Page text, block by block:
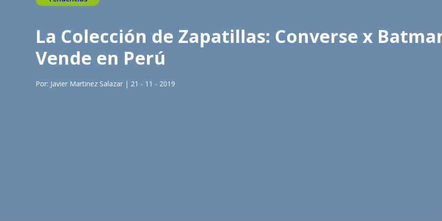
La Colección de Zapatillas: Converse x
Vende en Perú
Por: Javier Martinez Salazar | 21 - 11 - 2019